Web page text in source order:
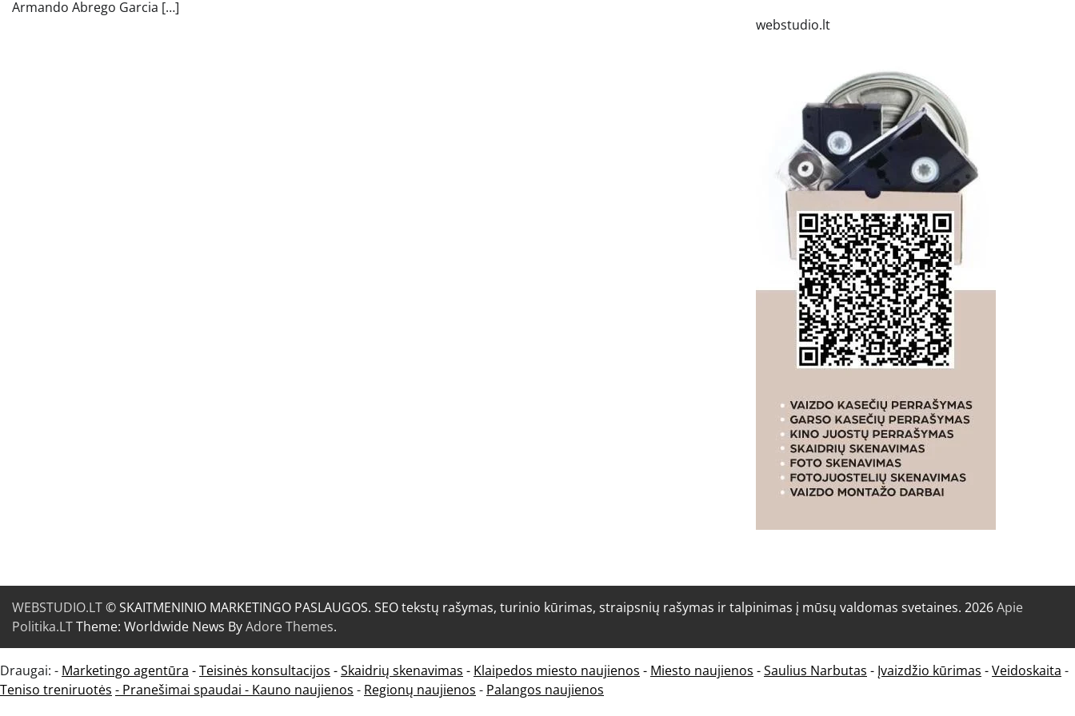
Armando Abrego Garcia […]
webstudio.lt
WEBSTUDIO.LT© SKAITMENINIO MARKETINGO PASLAUGOS. SEO tekstų rašymas, turinio kūrimas, straipsnių rašymas ir talpinimas į mūsų valdomas svetaines. 2026Apie
Politika.LTTheme: Worldwide News ByAdore Themes.
Draugai: - Marketingo agentūra -Teisinės konsultacijos -Skaidrių skenavimas - Klaipedos miesto naujienos - Miesto naujienos -Saulius Narbutas - Įvaizdžio kūrimas -Veidoskaita -
Teniso treniruotės - Pranešimai spaudai - Kauno naujienos - Regionų naujienos - Palangos naujienos